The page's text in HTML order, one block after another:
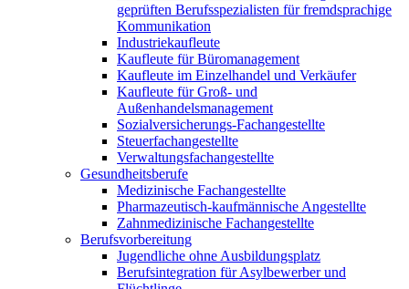
geprüften Berufsspezialisten für fremdsprachige
Kommunikation
Industriekaufleute
Kaufleute für Büromanagement
Kaufleute im Einzelhandel und Verkäufer
Kaufleute für Groß- und
Außenhandelsmanagement
Sozialversicherungs-Fachangestellte
Steuerfachangestellte
Verwaltungsfachangestellte
Gesundheitsberufe
Medizinische Fachangestellte
Pharmazeutisch-kaufmännische Angestellte
Zahnmedizinische Fachangestellte
Berufsvorbereitung
Jugendliche ohne Ausbildungsplatz
Berufsintegration für Asylbewerber und